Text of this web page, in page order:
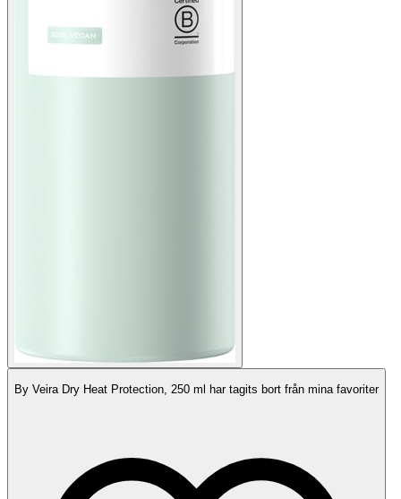
By Veira Dry Heat Protection, 250 ml har tagits bort från mina favoriter